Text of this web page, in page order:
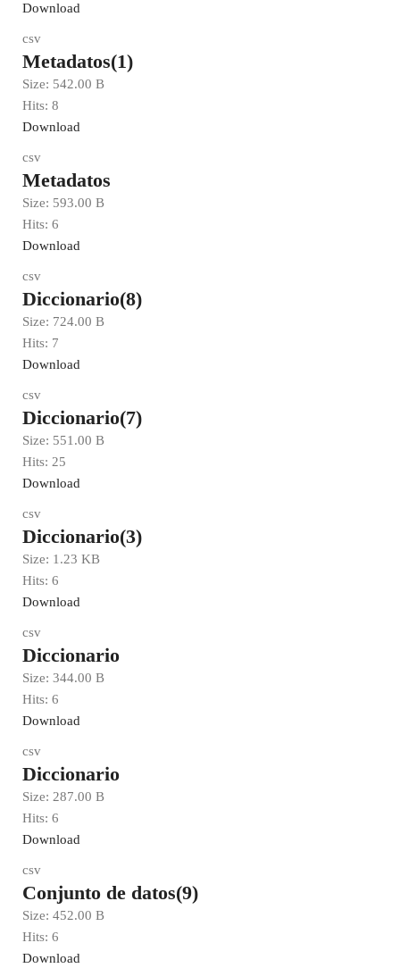
Download
csv
Metadatos(1)
Size: 542.00 B
Hits: 8
Download
csv
Metadatos
Size: 593.00 B
Hits: 6
Download
csv
Diccionario(8)
Size: 724.00 B
Hits: 7
Download
csv
Diccionario(7)
Size: 551.00 B
Hits: 25
Download
csv
Diccionario(3)
Size: 1.23 KB
Hits: 6
Download
csv
Diccionario
Size: 344.00 B
Hits: 6
Download
csv
Diccionario
Size: 287.00 B
Hits: 6
Download
csv
Conjunto de datos(9)
Size: 452.00 B
Hits: 6
Download